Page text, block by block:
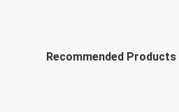
Recommended Products